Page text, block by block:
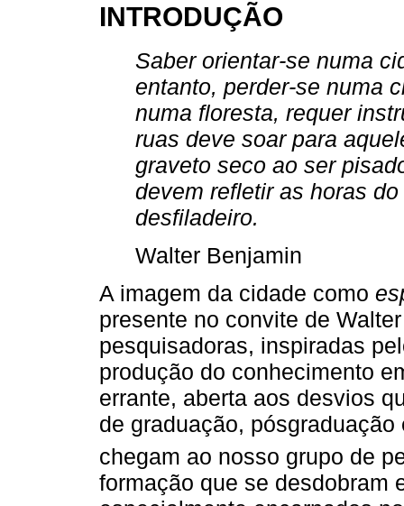
INTRODUÇÃO
Saber orientar-se numa
entanto, perder-se numa
numa floresta, requer
ruas deve soar para
graveto seco ao ser
devem refletir as horas
desfiladeiro.
Walter Benjamin
A imagem da cidade como
presente no convite de
pesquisadoras, inspiradas
produção do conhecimento
errante, aberta aos desvios
de graduação,
chegam ao nosso grupo de
formação que se desdobram